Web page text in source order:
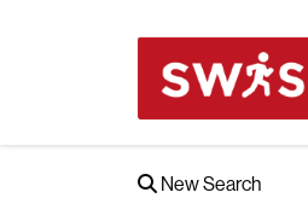
New Search